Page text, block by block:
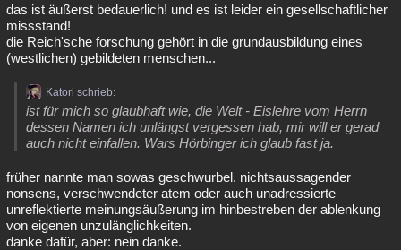
das ist äußerst bedauerlich! und es ist leider ein gesellschaftlicher
missstand!
die Reich'sche forschung gehört in die grundausbildung eines
(westlichen) gebildeten menschen...
Katori schrieb:
ist für mich so glaubhaft wie, die Welt - Eislehre vom Herrn
dessen Namen ich unlängst vergessen hab, mir will er gerad
auch nicht einfallen. Wars Hörbinger ich glaub fast ja.
früher nannte man sowas geschwurbel. nichtsaussagender
nonsens, verschwendeter atem oder auch unadressierte
unreflektierte meinungsäußerung im hinbestreben der ablenkung
von eigenen unzulänglichkeiten.
danke dafür, aber: nein danke.